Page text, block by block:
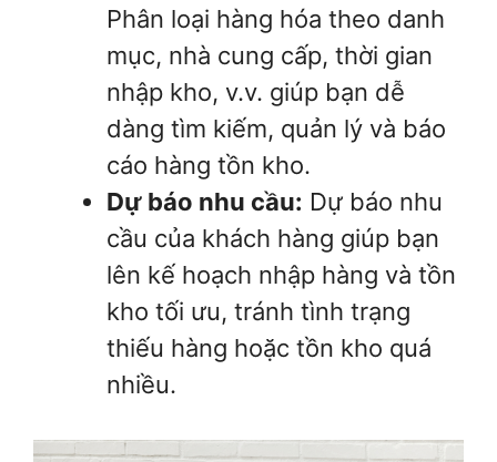
Phân loại hàng hóa theo danh
mục, nhà cung cấp, thời gian
nhập kho, v.v. giúp bạn dễ
dàng tìm kiếm, quản lý và báo
cáo hàng tồn kho.
Dự báo nhu cầu: Dự báo nhu
cầu của khách hàng giúp bạn
lên kế hoạch nhập hàng và tồn
kho tối ưu, tránh tình trạng
thiếu hàng hoặc tồn kho quá
nhiều.